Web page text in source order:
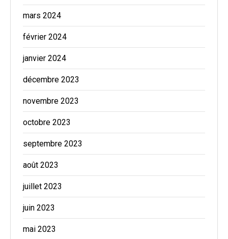
mars 2024
février 2024
janvier 2024
décembre 2023
novembre 2023
octobre 2023
septembre 2023
août 2023
juillet 2023
juin 2023
mai 2023